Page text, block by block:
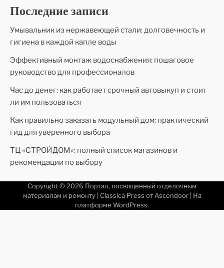
Последние записи
Умывальник из нержавеющей стали: долговечность и
гигиена в каждой капле воды
Эффективный монтаж водоснабжения: пошаговое
руководство для профессионалов
Час до денег: как работает срочный автовыкуп и стоит
ли им пользоваться
Как правильно заказать модульный дом: практический
гид для уверенного выбора
ТЦ «СТРОЙДОМ»: полный список магазинов и
рекомендации по выбору
Copyright © 2026 Портал, посвященный отделочным
материалам и ремонту| Classica Press от Ascendoor| На
платформе WordPress.